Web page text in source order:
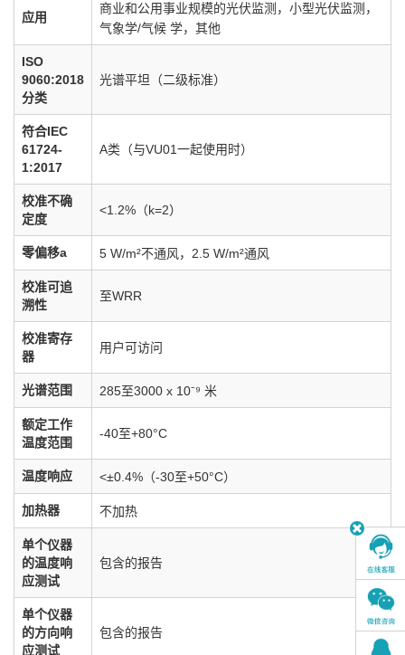
应用
商业和公用事业规模的光伏监测，小型光伏监测，
气象学/气候 学，其他
ISO
9060:2018
分类
光谱平坦（二级标准）
符合IEC
61724-
1:2017
A类（与VU01一起使用时）
校准不确
定度
<1.2%（k=2）
零偏移a 5 W/m²不通风，2.5 W/m²通风
校准可追
溯性
至WRR
校准寄存
器
用户可访问
光谱范围 285至3000 x 10⁻⁹ 米
额定工作
温度范围
-40至+80°C
温度响应 <±0.4%（-30至+50°C）
加热器 不加热
单个仪器
的温度响
应测试
包含的报告
单个仪器
的方向响
应测试
包含的报告